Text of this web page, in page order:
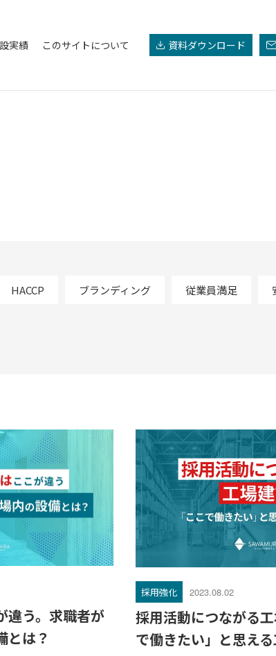
実績 このサイトについて 資料ダウンロード
HACCP ブランディング 従業員満足
違う。求職者が
とは？
採用強化 2023.08.02
採用活動につながる
で働きたい」と思え